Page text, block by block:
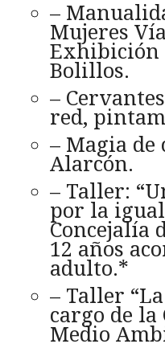
–
Mujeres
Exhibición
Bolillos.
–
red,
– Magia de
Alarcón.
– Taller:
por la
Concejalía
12 años
adulto.*
– Taller
cargo de la
Medio